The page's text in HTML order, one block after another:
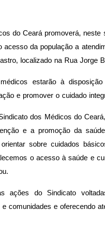
do Ceará promoverá,
acesso da população a
localizado na Rua Jorge
estarão à
e promover o cuidado
dos Médicos do
e a promoção da
sobre cuidados
o acesso à saúde e
ações do Sindicato
comunidades e oferecendo